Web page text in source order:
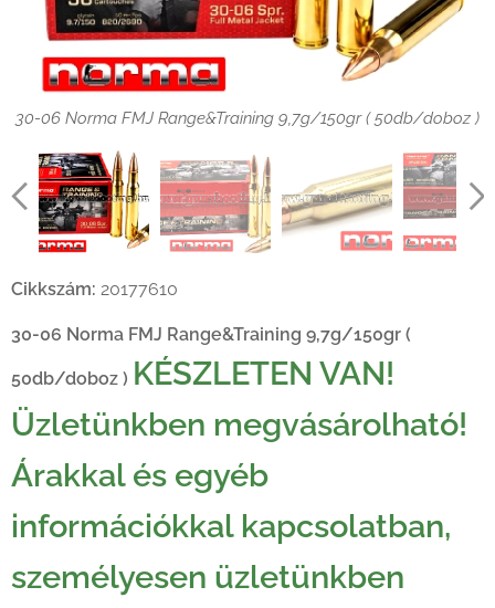
30-06 Norma FMJ Range&Training 9,7g/150gr ( 50db/doboz )
30-06 Norma FMJ Range&Training 9,7g/150gr ( 50db/doboz )
30-06 Norma FMJ Range&Training 9,7g/150gr ( 50db/doboz )
30-06 Norma FMJ Range&Training 9,7g/150gr ( 50db/doboz )
30-06 Norma FMJ Range&Training 9,7g/150gr ( 50db/doboz )
Cikkszám: 20177610
30-06 Norma FMJ Range&Training 9,7g/150gr (
50db/doboz ) KÉSZLETEN VAN!
Üzletünkben megvásárolható!
Árakkal és egyéb
információkkal kapcsolatban,
személyesen üzletünkben